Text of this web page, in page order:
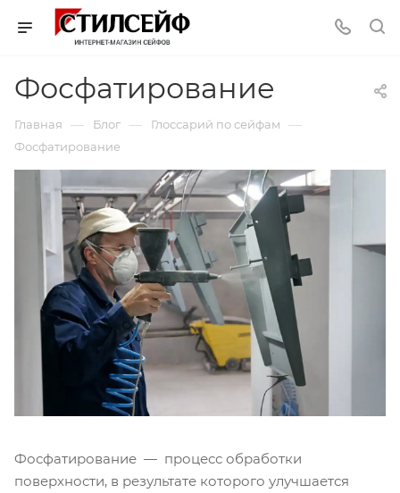
Фосфатирование
Главная — Блог — Глоссарий по сейфам —
Фосфатирование
Фосфатирование — процесс обработки
поверхности, в результате которого улучшается